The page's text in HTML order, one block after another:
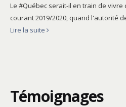
Le #Québec serait-il en train de vivre
courant 2019/2020, quand l'autorité
Lire la suite
Témoignages